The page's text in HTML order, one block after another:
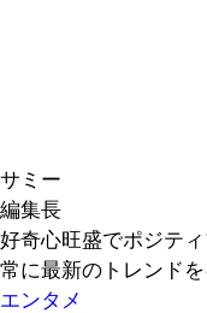
サミー
編集長
好奇心旺盛でポジティ
常に最新のトレンド
エンタメ